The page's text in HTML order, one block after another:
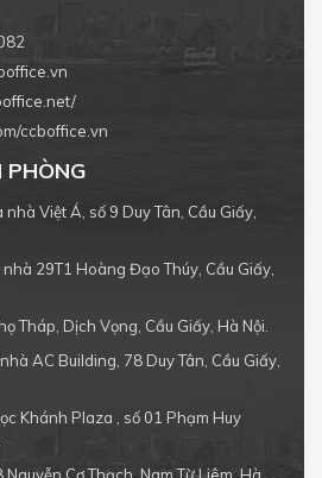
ccboffice.vn
PHÒNG
Việt Á, số 9 Duy Tân, Cầu Giấy,
29T1 Hoàng Đạo Thúy, Cầu Giấy,
Tháp, Dịch Vọng, Cầu Giấy, Hà Nội.
AC Building, 78 Duy Tân, Cầu Giấy,
Khánh Plaza , số 01 Phạm Huy
Cơ Thạch, Nam Từ Liêm, Hà